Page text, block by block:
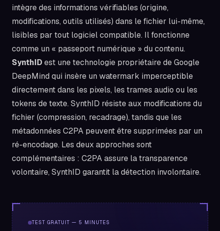
intègre des informations vérifiables (origine,
modifications, outils utilisés) dans le fichier lui-même,
lisibles par tout logiciel compatible. Il fonctionne
comme un « passeport numérique » du contenu.
SynthIDest une technologie propriétaire de Google
DeepMind qui insère un watermark imperceptible
directement dans les pixels, les trames audio ou les
tokens de texte. SynthID résiste aux modifications du
fichier (compression, recadrage), tandis que les
métadonnées C2PA peuvent être supprimées par un
ré-encodage. Les deux approches sont
complémentaires : C2PA assure la transparence
volontaire, SynthID garantit la détection involontaire.
TEST GRATUIT — 5 MINUTES